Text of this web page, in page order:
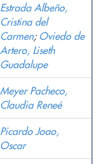
Estrada Albeño,
Cristina del
Carmen; Oviedo de
Artero, Liseth
Guadalupe
Meyer Pacheco,
Claudia Reneé
Picardo Joao,
Oscar